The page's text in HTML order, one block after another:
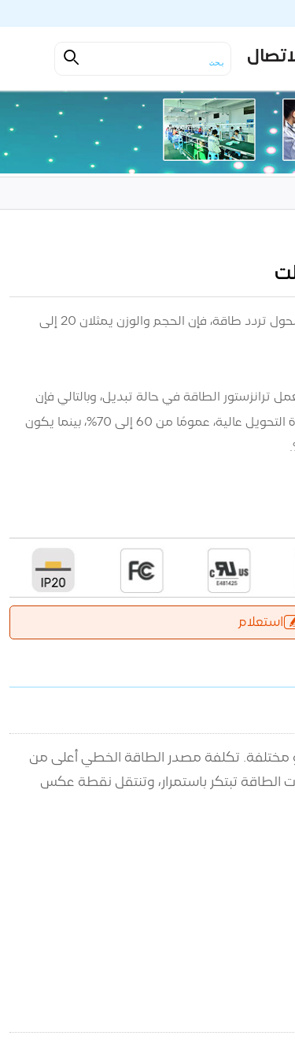
1. حجم صغير ووزن خفيف: نظرًا لعدم وجود محول تردد طاقة، فإن الحجم والوزن يمثلان 20 إلى
ترانزستور الطاقة في حالة تبديل، وبالتالي فإن
استهلاك الطاقة على الترانزستور صغير وكفاءة التحويل عالية، عمومًا من 60 إلى 70%، بينما يكون
استعلام
مختلفة. تكلفة مصدر الطاقة الخطي أعلى من
الطاقة تبتكر باستمرار، وتنتقل نقطة عكس